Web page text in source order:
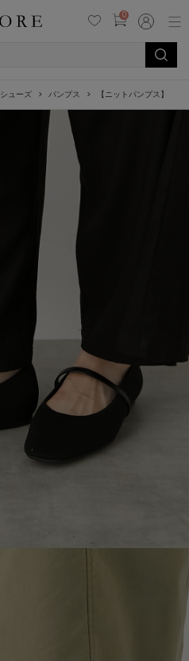
0
シューズ パンプス 【ニットパンプス】